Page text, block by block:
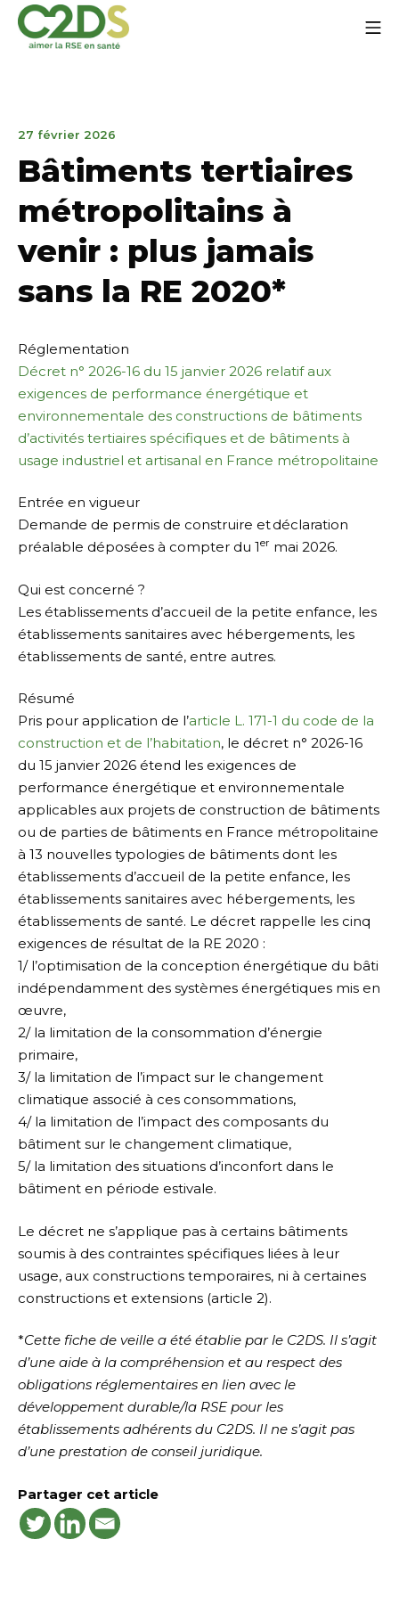
Aller
contenu
27 février 2026
2026
Bâtiments tertiaires
métropolitains à
venir : plus jamais
sans la RE 2020*
Réglementation
Décret n° 2026-16 du 15 janvier 2026 relatif aux
exigences de performance énergétique et
environnementale des constructions de bâtiments
d’activités tertiaires spécifiques et de bâtiments à
usage industriel et artisanal en France métropolitaine
Entrée en vigueur
Demande de permis de construire et déclaration
préalable déposées à compter du 1er mai 2026.
Qui est concerné ?
Les établissements d’accueil de la petite enfance, les
établissements sanitaires avec hébergements, les
établissements de santé, entre autres.
Résumé
Pris pour application de l’article L. 171-1 du code de la
construction et de l’habitation, le décret n° 2026-16
du 15 janvier 2026 étend les exigences de
performance énergétique et environnementale
applicables aux projets de construction de bâtiments
ou de parties de bâtiments en France métropolitaine
à 13 nouvelles typologies de bâtiments dont les
établissements d’accueil de la petite enfance, les
établissements sanitaires avec hébergements, les
établissements de santé. Le décret rappelle les cinq
exigences de résultat de la RE 2020 :
1/ l’optimisation de la conception énergétique du bâti
indépendamment des systèmes énergétiques mis en
œuvre,
2/ la limitation de la consommation d’énergie
primaire,
3/ la limitation de l’impact sur le changement
climatique associé à ces consommations,
4/ la limitation de l’impact des composants du
bâtiment sur le changement climatique,
5/ la limitation des situations d’inconfort dans le
bâtiment en période estivale.
Le décret ne s’applique pas à certains bâtiments
soumis à des contraintes spécifiques liées à leur
usage, aux constructions temporaires, ni à certaines
constructions et extensions (article 2).
*Cette fiche de veille a été établie par le C2DS. Il s’agit
d’une aide à la compréhension et au respect des
obligations réglementaires en lien avec le
développement durable/la RSE pour les
établissements adhérents du C2DS. Il ne s’agit pas
d’une prestation de conseil juridique.
Partager cet article